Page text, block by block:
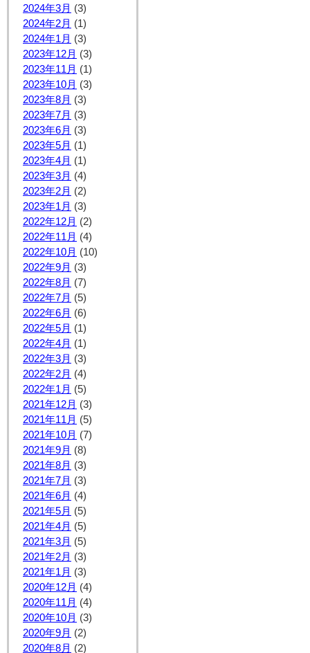
2024年3月 (3)
2024年2月 (1)
2024年1月 (3)
2023年12月 (3)
2023年11月 (1)
2023年10月 (3)
2023年8月 (3)
2023年7月 (3)
2023年6月 (3)
2023年5月 (1)
2023年4月 (1)
2023年3月 (4)
2023年2月 (2)
2023年1月 (3)
2022年12月 (2)
2022年11月 (4)
2022年10月 (10)
2022年9月 (3)
2022年8月 (7)
2022年7月 (5)
2022年6月 (6)
2022年5月 (1)
2022年4月 (1)
2022年3月 (3)
2022年2月 (4)
2022年1月 (5)
2021年12月 (3)
2021年11月 (5)
2021年10月 (7)
2021年9月 (8)
2021年8月 (3)
2021年7月 (3)
2021年6月 (4)
2021年5月 (5)
2021年4月 (5)
2021年3月 (5)
2021年2月 (3)
2021年1月 (3)
2020年12月 (4)
2020年11月 (4)
2020年10月 (3)
2020年9月 (2)
2020年8月 (2)